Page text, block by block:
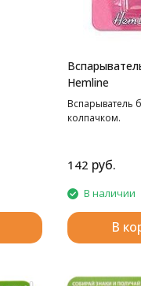
Hemline
Вспарыватель
колпачком.
142 руб.
В наличии
В